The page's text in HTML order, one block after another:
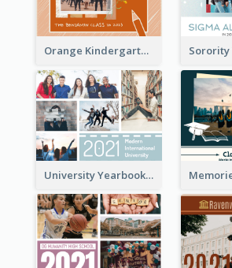
Orange Kindergarten Yearbook Photo Book
University Yearbook Photo Book